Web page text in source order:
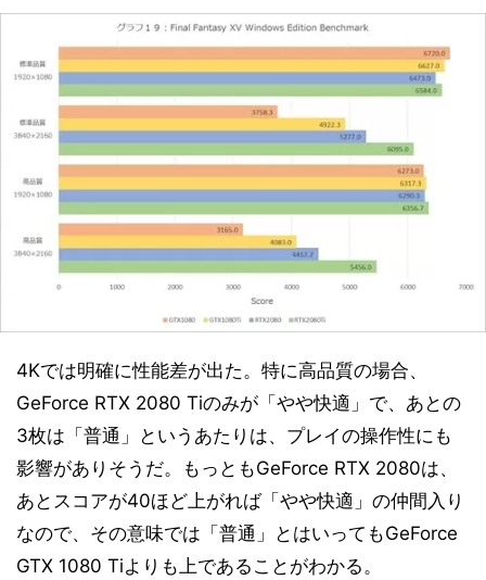
4Kでは明確に性能差が出た。特に高品質の場合、
GeForce RTX 2080 Tiのみが「やや快適」で、あとの
3枚は「普通」というあたりは、プレイの操作性にも
影響がありそうだ。もっともGeForce RTX 2080は、
あとスコアが40ほど上がれば「やや快適」の仲間入り
なので、その意味では「普通」とはいってもGeForce
GTX 1080 Tiよりも上であることがわかる。